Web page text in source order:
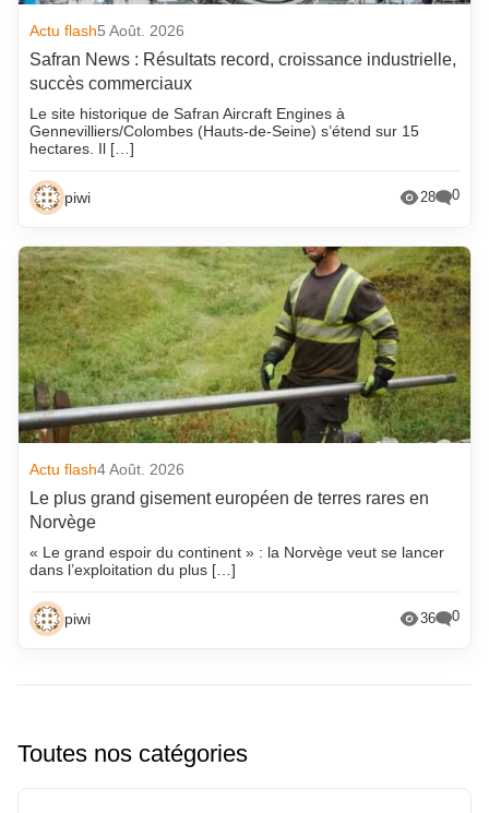
Actu flash5 Août. 2026
Safran News : Résultats record, croissance industrielle,
succès commerciaux
Le site historique de Safran Aircraft Engines à
Gennevilliers/Colombes (Hauts-de-Seine) s’étend sur 15
hectares. Il […]
piwi 28 0
Actu flash4 Août. 2026
Le plus grand gisement européen de terres rares en
Norvège
« Le grand espoir du continent » : la Norvège veut se lancer
dans l’exploitation du plus […]
piwi 36 0
Toutes nos catégories